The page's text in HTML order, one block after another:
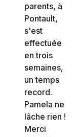
parents, à
Pontault,
s'est
effectuée
en trois
semaines,
un temps
record.
Pamela ne
lâche rien !
Merci